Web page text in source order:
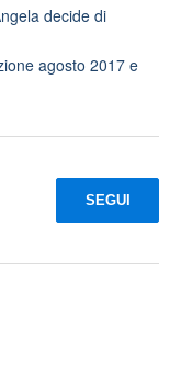
decide di
agosto 2017 e
SEGUI